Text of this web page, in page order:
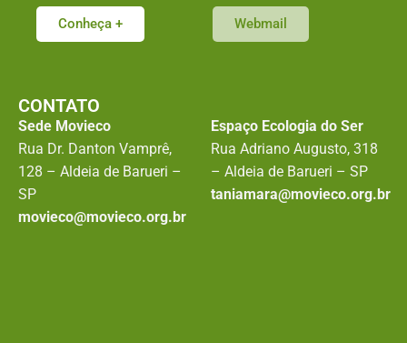
Conheça + Webmail
CONTATO
Sede Movieco
Rua Dr. Danton Vamprê,
128 – Aldeia de Barueri –
SP
movieco@movieco.org.br
Espaço Ecologia do Ser
Rua Adriano Augusto, 318
– Aldeia de Barueri – SP
taniamara@movieco.org.br